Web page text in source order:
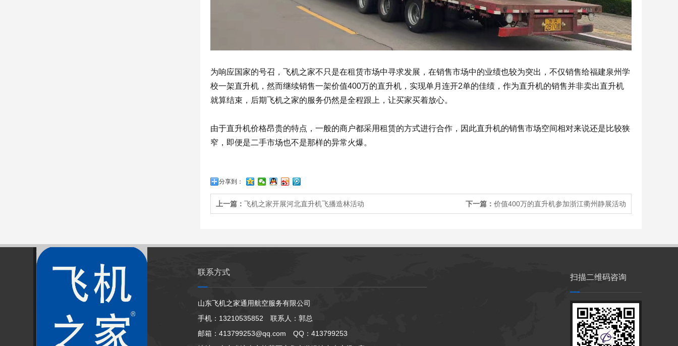
为响应国家的号召，飞机之家不只是在租赁市场中寻求发展，在销售市场中的业绩也较为突出，不仅销售给福建泉州学
校一架直升机，然而继续销售一架价值400万的直升机，实现单月连开2单的佳绩，作为直升机的销售并非卖出直升机
就算结束，后期飞机之家的服务仍然是全程跟上，让买家买着放心。
由于直升机价格昂贵的特点，一般的商户都采用租赁的方式进行合作，因此直升机的销售市场空间相对来说还是比较狭
窄，即便是二手市场也不是那样的异常火爆。
分享到：
上一篇： 飞机之家开展河北直升机飞播造林活动 下一篇： 价值400万的直升机参加浙江衢州静展活动
联系方式
山东飞机之家通用航空服务有限公司
手机：13210535852 联系人：郭总
邮箱：413799253@qq.com QQ：413799253
扫描二维码咨询